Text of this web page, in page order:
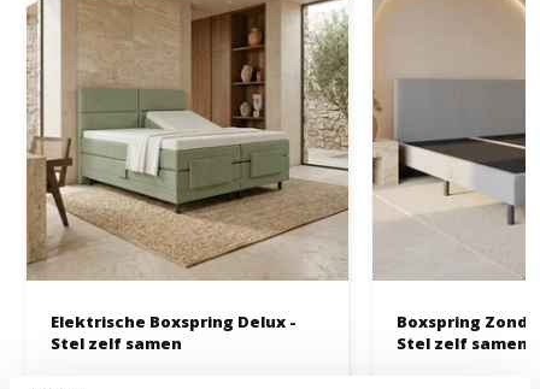
Elektrische Boxspring Delux -
Stel zelf samen
Boxspring
Stel zelf samen